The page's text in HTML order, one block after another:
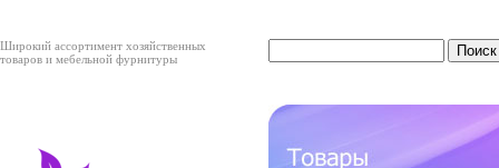
Широкий ассортимент хозяйственных
товаров и мебельной фурнитуры